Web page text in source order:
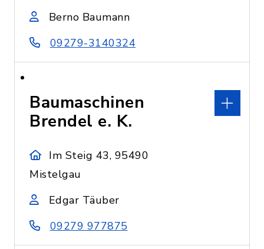
Berno Baumann
09279-3140324
Baumaschinen
Brendel e. K.
Im Steig 43, 95490
Mistelgau
Edgar Täuber
09279 977875